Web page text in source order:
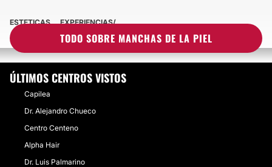
TODO SOBRE MANCHAS DE LA PIEL
ESTETICAS
EXPERIENCIAS
EXPERIENCIAS SOBRE MANCHAS DE LA PIEL
ÚLTIMOS CENTROS VISTOS
Capilea
Dr. Alejandro Chueco
Centro Centeno
Alpha Hair
Dr. Luis Palmarino